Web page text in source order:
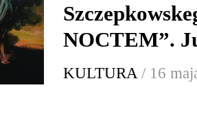
NOCTEM”.
KULTURA / 16